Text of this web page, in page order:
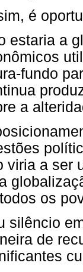
é
estaria a
fundo
a
viria a ser
os
silêncio
de